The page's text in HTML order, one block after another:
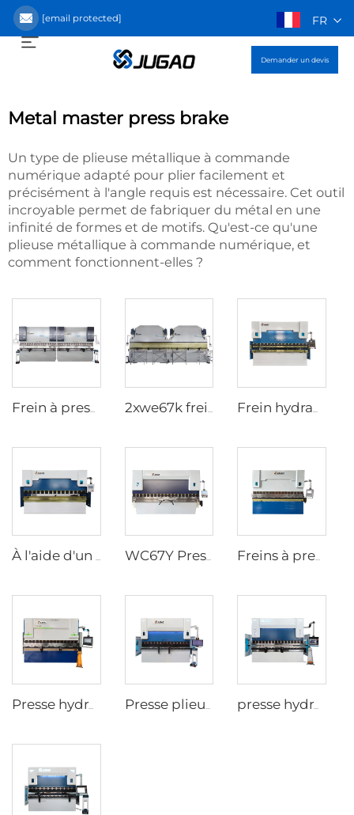
[email protected] FR
Demander un devis
Metal master press brake
Un type de plieuse métallique à commande
numérique adapté pour plier facilement et
précisément à l'angle requis est nécessaire. Cet outil
incroyable permet de fabriquer du métal en une
infinité de formes et de motifs. Qu'est-ce qu'une
plieuse métallique à commande numérique, et
comment fonctionnent-elles ?
À l'aide d'un système de freinage à pression hydraulique de type wc67y avec contrôleur CNC t8 WC67Y Presse hydraulique avec contrôleur CNC E300 Freins à presse hydraulique à commande numérique avec contrôleur ESA S630